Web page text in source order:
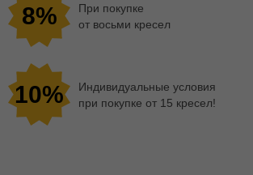
8%
При покупке
от восьми кресел
10%
Индивидуальные условия
при покупке от 15 кресел!